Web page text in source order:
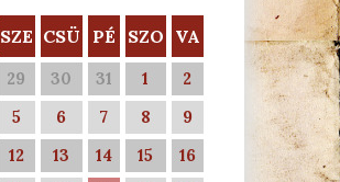
SZE CSÜ PÉ SZO VA
29 30 31 1
2
5 6 7 8
9
12 13 14 15
16